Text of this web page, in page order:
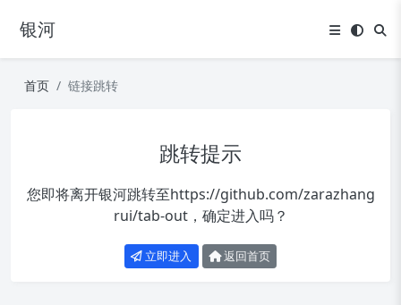
银河
首页 链接跳转
跳转提示
您即将离开银河跳转至https://github.com/zarazhang
rui/tab-out，确定进入吗？
立即进入 返回首页